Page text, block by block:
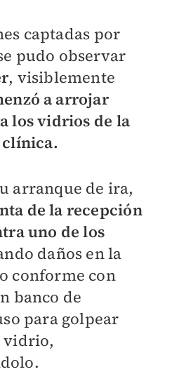
captadas por
pudo observar
, visiblemente
a arrojar
los vidrios de la
clínica.
arranque de ira,
de la recepción
uno de los
daños en la
conforme con
banco de
para golpear
vidrio,